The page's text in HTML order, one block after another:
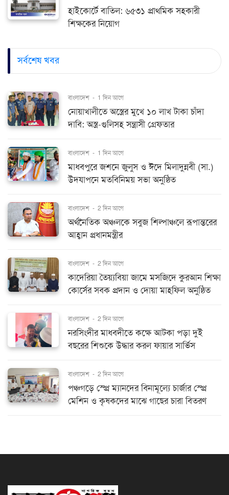
হাইকোর্টে বাতিল: ৬৫৩১ প্রাথমিক সহকারী
শিক্ষকের নিয়োগ
সর্বশেষ খবর
বাংলাদেশ - 1 দিন আগে
নোয়াখালীতে অস্ত্রের মুখে ১০ লাখ টাকা চাঁদা
দাবি: অস্ত্র-গুলিসহ সন্ত্রাসী গ্রেফতার
বাংলাদেশ - 1 দিন আগে
মাধবপুরে জশনে জুলুস ও ঈদে মিলাদুন্নবী (সা.)
উদযাপনে মতবিনিময় সভা অনুষ্ঠিত
বাংলাদেশ - 2 দিন আগে
অর্থনৈতিক অঞ্চলকে সবুজ শিল্পাঞ্চলে রূপান্তরের
আহ্বান প্রধানমন্ত্রীর
বাংলাদেশ - 2 দিন আগে
কাদেরিয়া তৈয়্যবিয়া জামে মসজিদে কুরআন শিক্ষা
কোর্সের সবক প্রদান ও দোয়া মাহফিল অনুষ্ঠিত
বাংলাদেশ - 2 দিন আগে
নরসিংদীর মাধবদীতে কক্ষে আটকা পড়া দুই
বছরের শিশুকে উদ্ধার করল ফায়ার সার্ভিস
বাংলাদেশ - 2 দিন আগে
পঞ্চগড়ে স্প্রে ম্যানদের বিনামূল্যে চার্জার স্প্রে
মেশিন ও কৃষকদের মাঝে গাছের চারা বিতরণ